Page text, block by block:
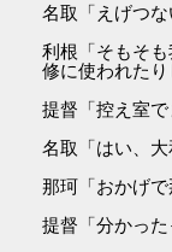
名取「えげつな
利根「そもそ
修に使われたり
提督「控え室で
名取「はい、大
那珂「おかげ
提督「分かった